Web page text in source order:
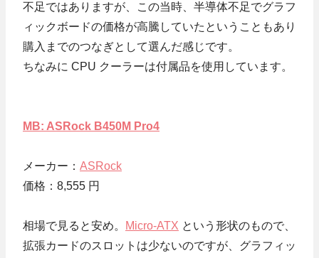
不足ではありますが、この当時、半導体不足でグラフ
ィックボードの価格が高騰していたということもあり
購入までのつなぎとして選んだ感じです。
ちなみに CPU クーラーは付属品を使用しています。
MB: ASRock B450M Pro4
メーカー： ASRock
価格：8,555 円
相場で見ると安め。 Micro-ATX という形状のもので、
拡張カードのスロットは少ないのですが、グラフィッ